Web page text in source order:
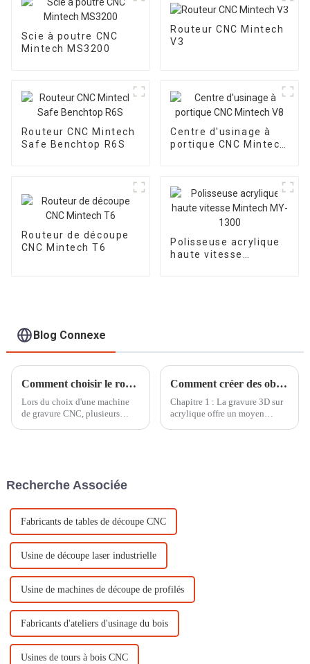
Scie à poutre CNC
Mintech MS3200
Routeur CNC Mintech
V3
Routeur CNC Mintech
Safe Benchtop R6S
Centre d'usinage à
portique CNC Mintech
Routeur de découpe
CNC Mintech T6
Polisseuse acrylique
haute vitesse
Blog Connexe
Comment choisir le routeur CNC adapté à vos besoins ?
Lors du choix d'une machine
de gravure CNC, plusieurs
Comment créer des objets artisanaux en gravure acrylique 3D à l'aide d'une machine de gravure CNC
Chapitre 1 : La gravure 3D sur
acrylique offre un moyen
Recherche Associée
Fabricants de tables de découpe CNC
Usine de découpe laser industrielle
Usine de machines de découpe de profilés
Fabricants d'ateliers d'usinage du bois
Usines de tours à bois CNC